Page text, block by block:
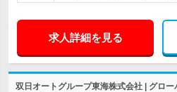
求人詳細を見る
双日オートグループ東海株式会社 | グロ